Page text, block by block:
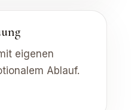
eigenen
Ablauf.